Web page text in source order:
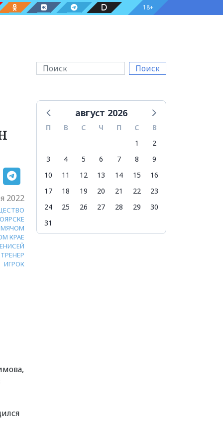
18+
Поиск
2022
МЯЧОМ
КРАЕ
ТРЕНЕР
ИГРОК
август 2026
П В С Ч П С
В
1
2
3
4 5 6 7 8
9
10
11 12 13 14 15
16
17
18 19 20 21 22
23
24
25 26 27 28 29
30
31